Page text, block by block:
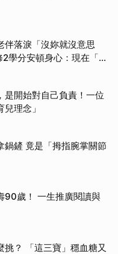
伴落淚「沒妳就沒意思
學分安頓身心：現在「這
是開始對自己負責！一位
理念」
鍋鏟 竟是「拇指腕掌關節
90歲！ 一生推廣閱讀與
挑？ 「這三寶」穩血糖又